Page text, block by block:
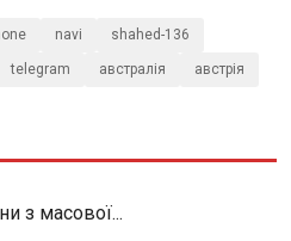
navi shahed-136
telegram австралія австрія
з масової...